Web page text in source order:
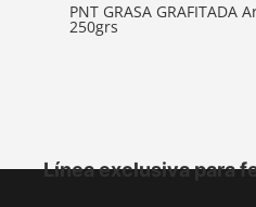
PNT GRASA GRAFITADA
250grs
Línea exclusiva para